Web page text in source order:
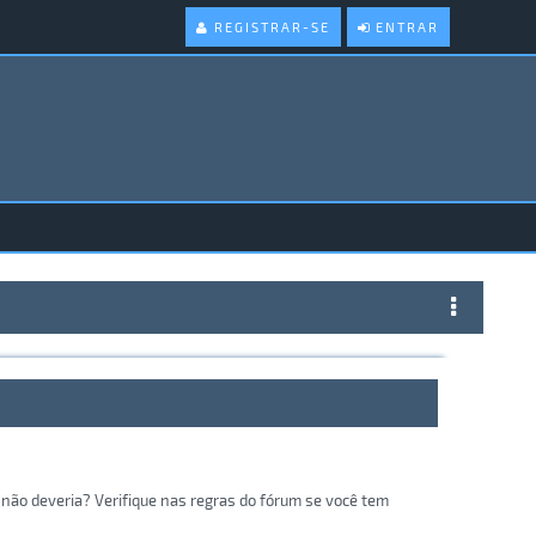
ENTRAR
REGISTRAR-SE
deveria? Verifique nas regras do fórum se você tem